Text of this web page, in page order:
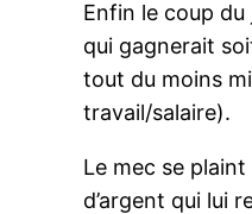
Enfin le coup
qui gagnerait
tout du moins
travail/salaire).
Le mec se plaint
d’argent qui lui